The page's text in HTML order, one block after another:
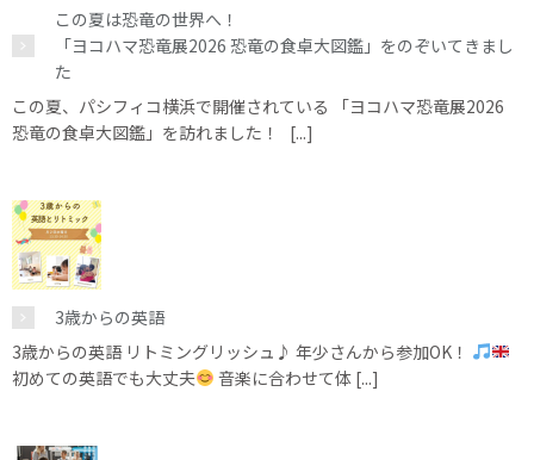
この夏は恐竜の世界へ！
「ヨコハマ恐竜展2026 恐竜の食卓大図鑑」をのぞいてきまし
た
この夏、パシフィコ横浜で開催されている 「ヨコハマ恐竜展2026
恐竜の食卓大図鑑」を訪れました！ [...]
3歳からの英語
3歳からの英語 リトミングリッシュ♪ 年少さんから参加OK！
初めての英語でも大丈夫
音楽に合わせて体 [...]